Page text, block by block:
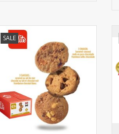
SALE
Elite Cookies Mix ± 120 stuks
TOEVOEGEN AAN WINKELWAGEN